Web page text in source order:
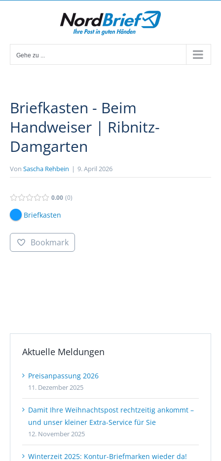
Gehe zu ...
Briefkasten - Beim
Handweiser | Ribnitz-
Damgarten
Von Sascha Rehbein | 9. April 2026
0.00 0
Briefkasten
Bookmark
Aktuelle Meldungen
Preisanpassung 2026
11. Dezember 2025
Damit Ihre Weihnachtspost rechtzeitig ankommt –
und unser kleiner Extra-Service für Sie
12. November 2025
Winterzeit 2025: Kontur-Briefmarken wieder da!